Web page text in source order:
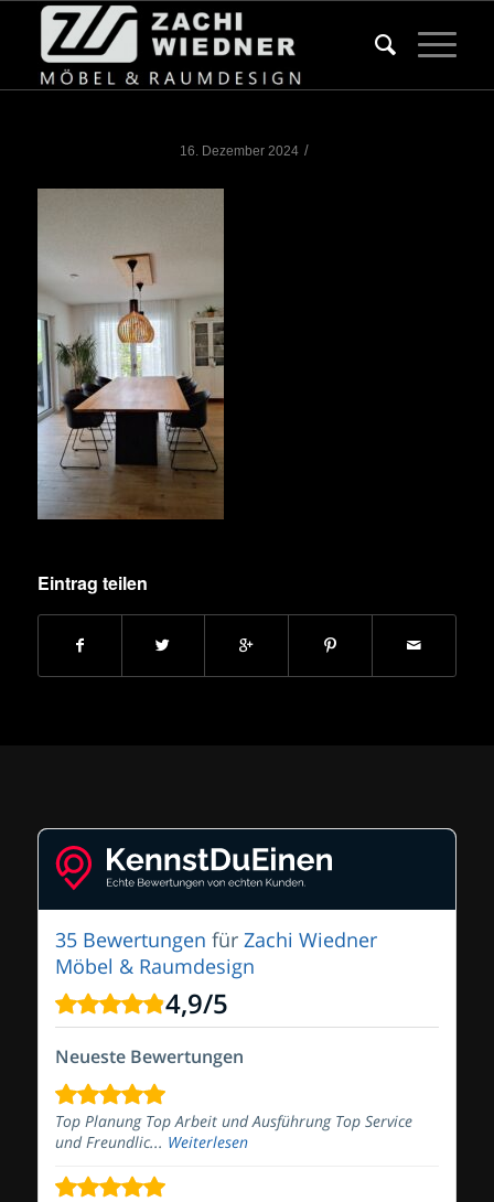
16. Dezember 2024 /
Eintrag teilen
35 Bewertungen für Zachi Wiedner
Möbel & Raumdesign
4,9/5
Neueste Bewertungen
Top Planung Top Arbeit und Ausführung Top Service
und Freundlic... Weiterlesen